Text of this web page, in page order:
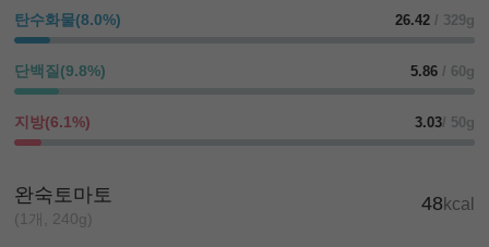
탄수화물(8.0%) 26.42 / 329g
단백질(9.8%) 5.86 / 60g
지방(6.1%) 3.03/ 50g
완숙토마토
(1개, 240g)
48 kcal